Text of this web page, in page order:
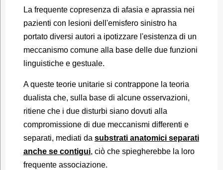
La frequente copresenza di afasia e aprassia nei
pazienti con lesioni dell'emisfero sinistro ha
portato diversi autori a ipotizzare l'esistenza di un
meccanismo comune alla base delle due funzioni
linguistiche e gestuale.
A queste teorie unitarie si contrappone la teoria
dualista che, sulla base di alcune osservazioni,
ritiene che i due disturbi siano dovuti alla
compromissione di due meccanismi differenti e
separati, mediati da substrati anatomici separati
anche se contigui, ciò che spiegherebbe la loro
frequente associazione.